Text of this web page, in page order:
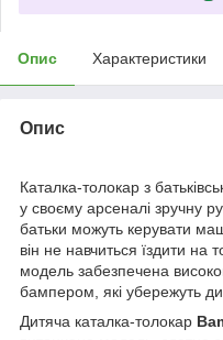
Опис Характеристики
Опис
Каталка-толокар з
у своєму арсеналі зручну
батьки можуть керувати
він не навчиться їздити на
модель забезпечена
бампером, які убережуть
Дитяча каталка-толокар